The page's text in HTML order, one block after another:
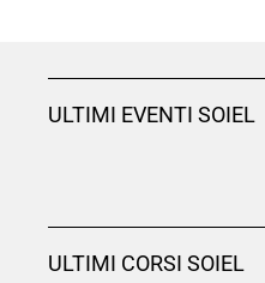
ULTIMI EVENTI SOIEL
ULTIMI CORSI SOIEL